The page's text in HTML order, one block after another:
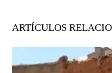
ARTÍCULOS